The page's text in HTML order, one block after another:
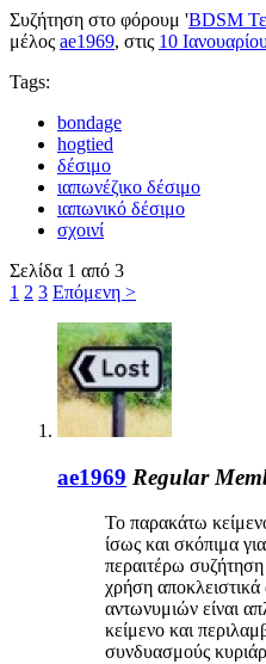
Συζήτηση στο φόρουμ 'BDSM
μέλος ae1969, στις 10
Tags:
bondage
hogtied
δέσιμο
ιαπωνέζικο δέσιμο
ιαπωνικό δέσιμο
σχοινί
Σελίδα 1 από 3
1 2 3 Επόμενη >
ae1969 Regular
Το παρακάτω
ίσως και σκόπιμα
περαιτέρω
χρήση
αντωνυμιών είναι
κείμενο και
συνδυασμούς